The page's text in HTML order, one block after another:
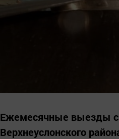
Ежемесячные выезды
Верхнеуслонского